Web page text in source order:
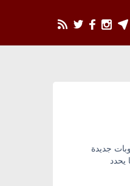
جديدة
يحدد